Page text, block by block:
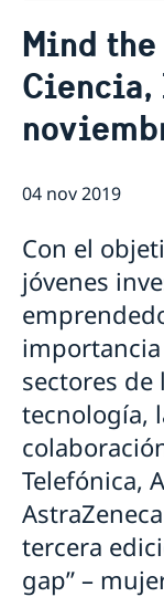
Sobre nosotros
Personal en la
Reglamento
Solicitud de
Noticias
Noticias
Prioridades en
Mind
Ciencia,
04 nov 2019
Con el
jóvenes
sectores de
tecnología,
Telefónica,
tercera
gap” –